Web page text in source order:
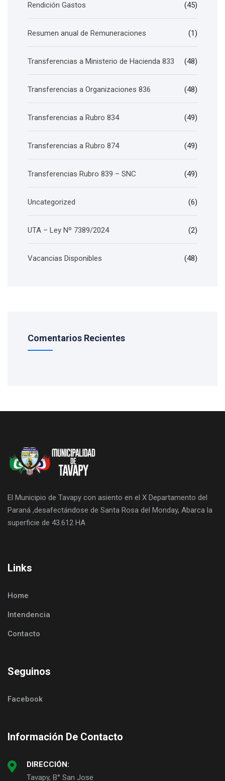
Rendición Gastos (45)
Resumen anual de Remuneraciones (1)
Transferencias a Ministerio de Hacienda 833 (48)
Transferencias a Organizaciones 836 (48)
Transferencias a Rubro 834 (49)
Transferencias a Rubro 874 (49)
Transferencias Rubro 839 – SNC (49)
Uncategorized (6)
UTA – Ley Nº 7389/2024 (2)
Vacancias Disponibles (48)
Comentarios Recientes
El Municipio de Tavapy con asiento en el X Departamento del
Paraná ,desafectándose de Santa Rosa del Monday, Abarca la
superficie de 43.612 HA
Links
Home
Intendencia
Contacto
Seguinos
Facebook
Información De Contacto
DIRECCIÓN:
Tavapy, B° San Jose